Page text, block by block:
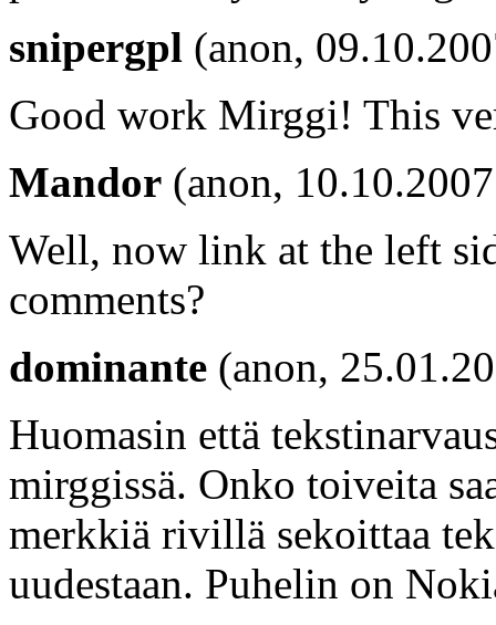
snipergpl (anon,
Good work Mirggi! This
Mandor (anon,
Well, now link at the left
comments?
dominante (anon,
Huomasin että
mirggissä. Onko toiveita
merkkiä rivillä sekoittaa
uudestaan. Puhelin on